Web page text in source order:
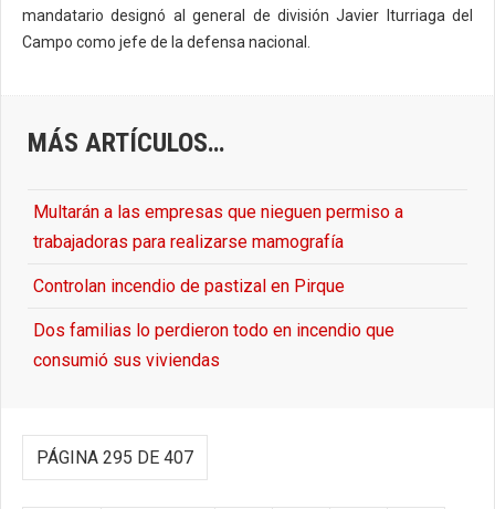
mandatario designó al general de división Javier Iturriaga del
Campo como jefe de la defensa nacional.
MÁS ARTÍCULOS…
Multarán a las empresas que nieguen permiso a
trabajadoras para realizarse mamografía
Controlan incendio de pastizal en Pirque
Dos familias lo perdieron todo en incendio que
consumió sus viviendas
PÁGINA 295 DE 407